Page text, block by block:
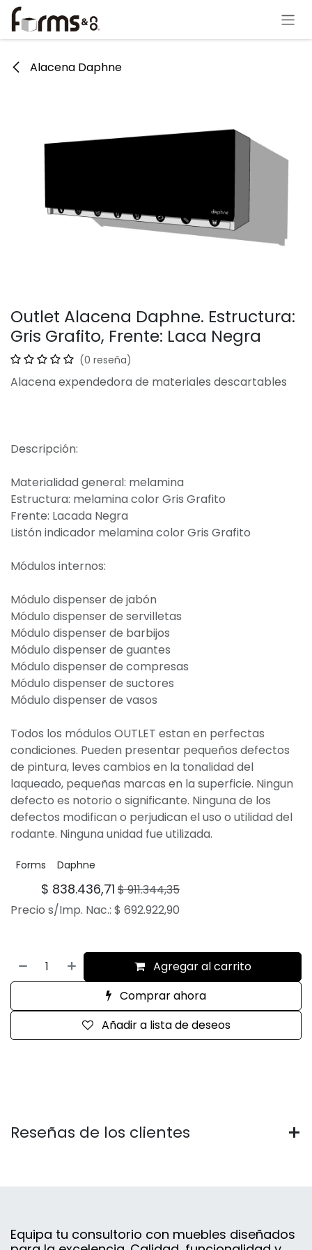
Ir al contenido
Alacena Daphne
Outlet Alacena Daphne. Estructura:
Gris Grafito, Frente: Laca Negra
(0 reseña)
Alacena expendedora de materiales descartables
Descripción:
Materialidad general: melamina
Estructura: melamina color Gris Grafito
Frente: Lacada Negra
Listón indicador melamina color Gris Grafito
Módulos internos:
Módulo dispenser de jabón
Módulo dispenser de servilletas
Módulo dispenser de barbijos
Módulo dispenser de guantes
Módulo dispenser de compresas
Módulo dispenser de suctores
Módulo dispenser de vasos
Todos los módulos OUTLET estan en perfectas
condiciones. Pueden presentar pequeños defectos
de pintura, leves cambios en la tonalidad del
laqueado, pequeñas marcas en la superficie. Ningun
defecto es notorio o significante. Ninguna de los
defectos modifican o perjudican el uso o utilidad del
rodante. Ninguna unidad fue utilizada.
Forms Daphne
$ 838.436,71 $911.344,35
Precio s/Imp. Nac.: $ 692.922,90
Agregar al carrito
Comprar ahora
Añadir a lista de deseos
Reseñas de los clientes
Equipa tu consultorio con muebles diseñados